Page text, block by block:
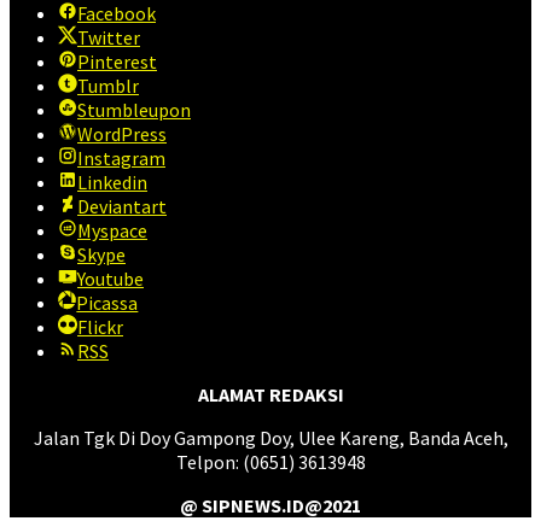
Facebook
Twitter
Pinterest
Tumblr
Stumbleupon
WordPress
Instagram
Linkedin
Deviantart
Myspace
Skype
Youtube
Picassa
Flickr
RSS
ALAMAT REDAKSI
Jalan Tgk Di Doy Gampong Doy, Ulee Kareng, Banda Aceh,
Telpon: (0651) 3613948
@ SIPNEWS.ID@2021